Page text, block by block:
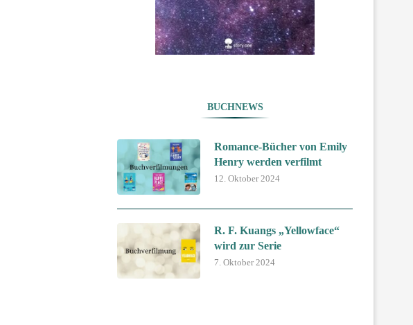
BUCHNEWS
Romance-Bücher von Emily
Henry werden verfilmt
12. Oktober 2024
R. F. Kuangs „Yellowface“
wird zur Serie
7. Oktober 2024